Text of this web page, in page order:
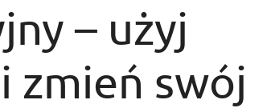
– użyj
zmień swój